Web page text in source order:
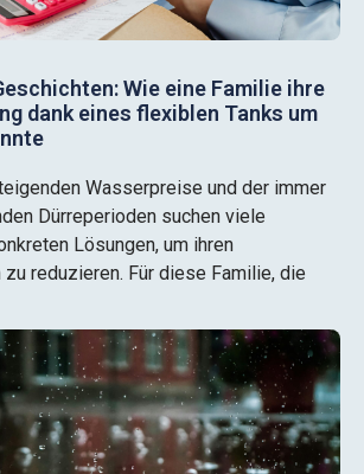
Wie eine Familie ihre
dank eines flexiblen Tanks um
Wasserpreise und der immer
Dürreperioden suchen viele
Lösungen, um ihren
reduzieren. Für diese Familie, die